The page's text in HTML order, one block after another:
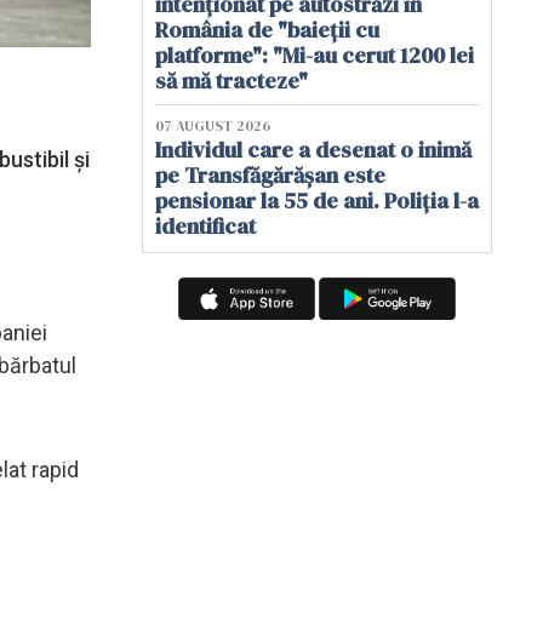
și
rapid
România de "baieții cu
platforme": "Mi-au cerut 1200 lei
să mă tracteze"
07 AUGUST 2026
Individul care a desenat o inimă
pe Transfăgărășan este
pensionar la 55 de ani. Poliția l-a
identificat